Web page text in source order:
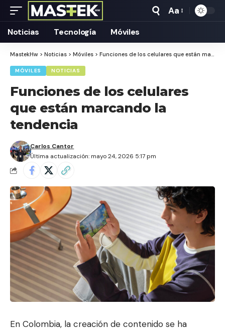
Tamaño
Aa
Noticias Tecnología Móviles
MastekHw > Noticias > Móviles > Funciones de los celulares que están marcando la tendencia
MÓVILES NOTICIAS
Funciones de los celulares
que están marcando la
tendencia
Última actualización: mayo 24, 2026 5:17 pm
Carlos Cantor
En Colombia, la creación de contenido se ha